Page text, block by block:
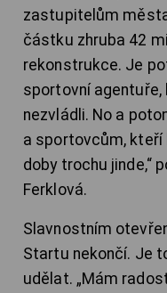
zastupitelům
částku zhruba 42
rekonstrukce. Je
sportovní
nezvládli. No a
a sportovcům,
doby trochu jinde,“
Ferklová.
Slavnostním
Startu nekončí. Je
udělat. „Mám